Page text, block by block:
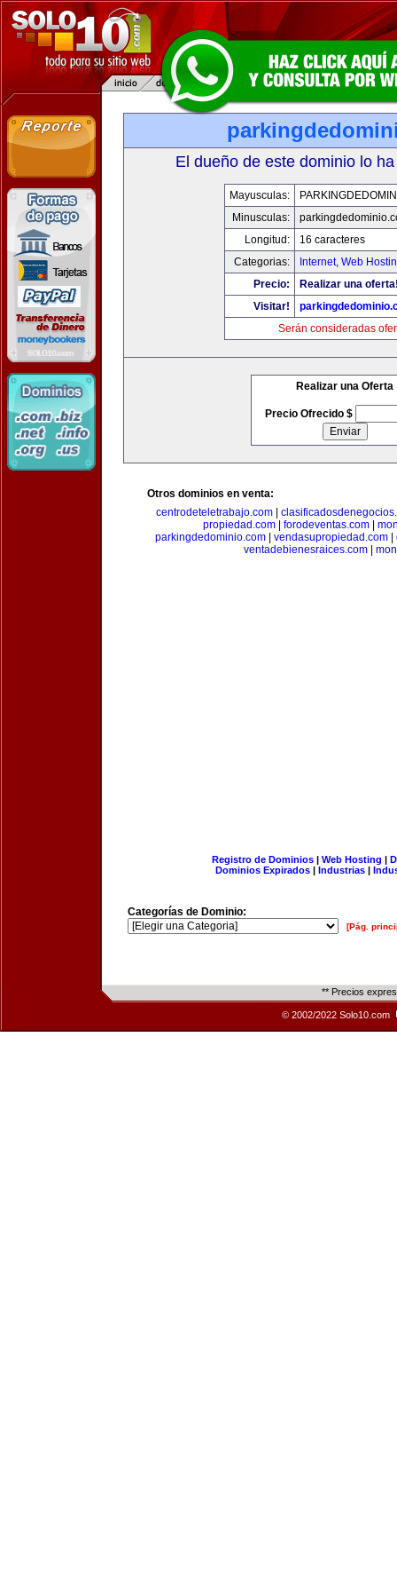
El dueño de este dominio lo
Mayusculas:
Minusculas:
Longitud:
16 caracteres
Categorias:
Internet, Web
Precio:
Realizar una
Visitar!
Serán consideradas
Realizar una Oferta
Precio Ofrecido $
Otros dominios en venta:
centrodeteletrabajo.com
propiedad.com
forodeventas.com
parkingdedominio.com| vendasupropiedad.com|
ventadebienesraices.com
Registro de Dominios| Web Hosting |
Dominios Expirados | Industrias |
Categorías de Dominio:
[Pág.
** Precios
© 2002/2022 Solo10.com